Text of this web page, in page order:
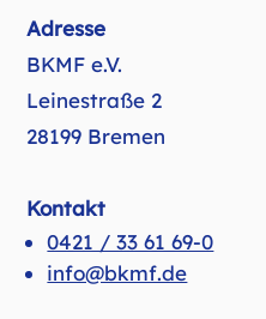
Adresse
BKMF e.V.
Leinestraße 2
28199 Bremen
Kontakt
0421 / 33 61 69-0
info@bkmf.de